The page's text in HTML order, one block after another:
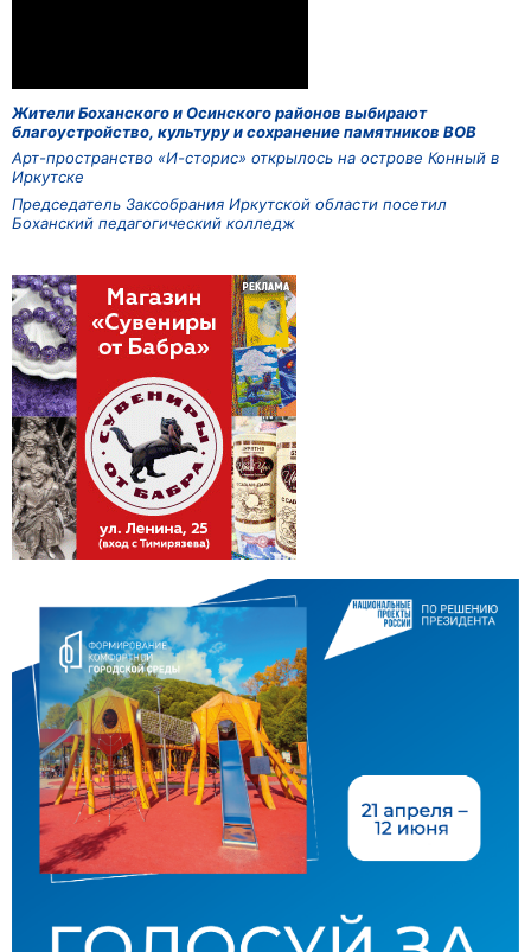
Жители Боханского и Осинского районов выбирают
благоустройство, культуру и сохранение памятников ВОВ
Арт-пространство «И-сторис» открылось на острове Конный в
Иркутске
Председатель Заксобрания Иркутской области посетил
Боханский педагогический колледж